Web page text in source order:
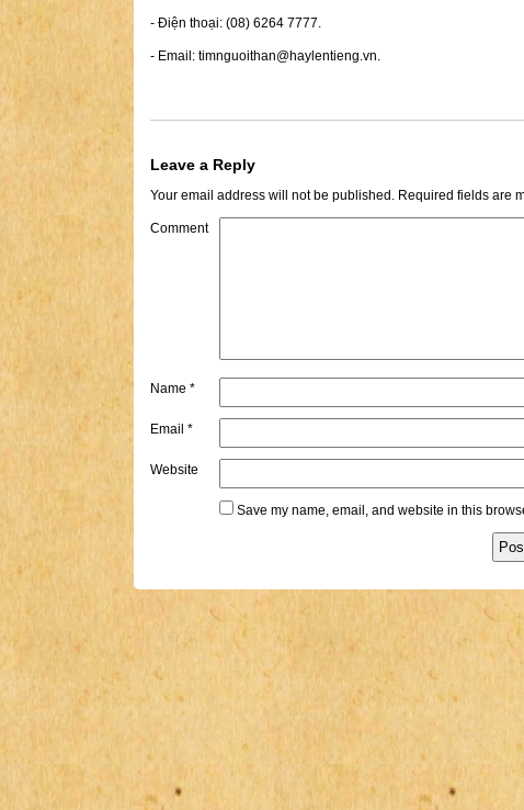
- Điện thoại: (08) 6264 7777.
- Email: timnguoithan@haylentieng.vn.
Leave a Reply
Your email address will not be published. Required fields are
Comment
Name *
Email *
Website
Save my name, email, and website in this